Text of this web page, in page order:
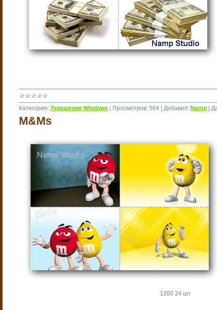
Категория: Украшения Windows Просмотров: 564 Добавил: Namp
M&Ms
1200 24 шт